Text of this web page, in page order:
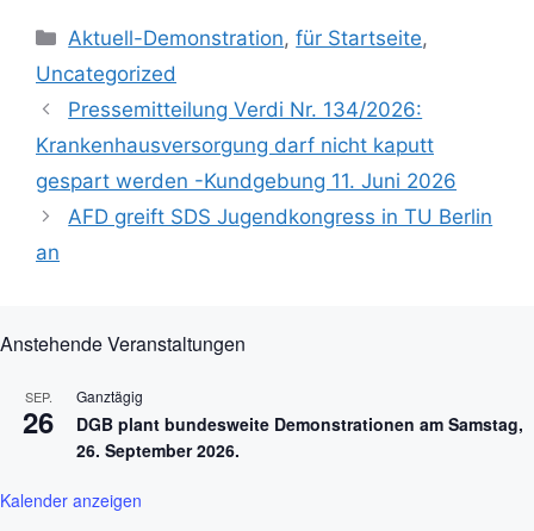
Kategorien
Aktuell-Demonstration,für Startseite,
Uncategorized
Pressemitteilung Verdi Nr. 134/2026:
Krankenhausversorgung darf nicht kaputt
gespart werden -Kundgebung 11. Juni 2026
AFD greift SDS Jugendkongress in TU Berlin
an
Anstehende Veranstaltungen
SEP.
26
Ganztägig
DGB plant bundesweite Demonstrationen am Samstag,
26. September 2026.
Kalender anzeigen